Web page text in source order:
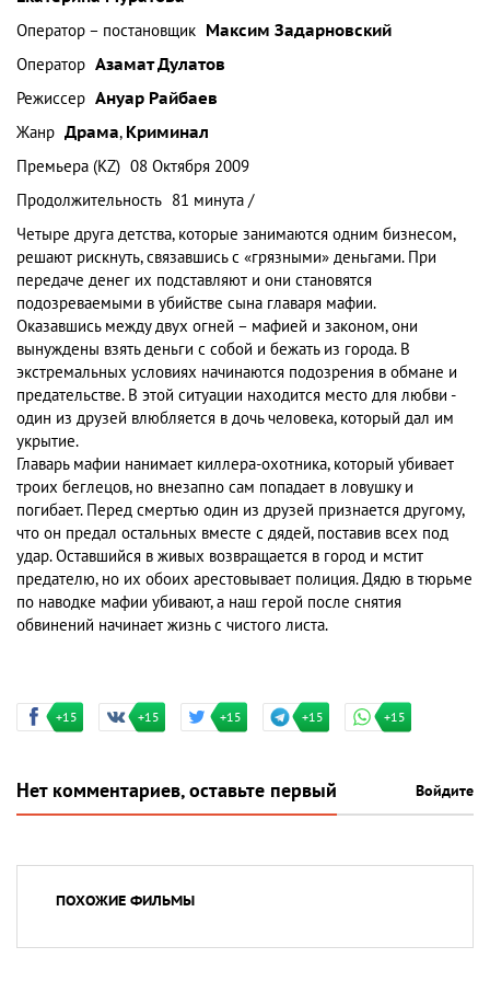
Оператор – постановщик Максим Задарновский
Оператор Азамат Дулатов
Режиссер Ануар Райбаев
Жанр Драма, Криминал
Премьера (KZ) 08 Октября 2009
Продолжительность 81 минута /
Четыре друга детства, которые занимаются одним бизнесом,
решают рискнуть, связавшись с «грязными» деньгами. При
передаче денег их подставляют и они становятся
подозреваемыми в убийстве сына главаря мафии.
Оказавшись между двух огней – мафией и законом, они
вынуждены взять деньги с собой и бежать из города. В
экстремальных условиях начинаются подозрения в обмане и
предательстве. В этой ситуации находится место для любви -
один из друзей влюбляется в дочь человека, который дал им
укрытие.
Главарь мафии нанимает киллера-охотника, который убивает
троих беглецов, но внезапно сам попадает в ловушку и
погибает. Перед смертью один из друзей признается другому,
что он предал остальных вместе с дядей, поставив всех под
удар. Оставшийся в живых возвращается в город и мстит
предателю, но их обоих арестовывает полиция. Дядю в тюрьме
по наводке мафии убивают, а наш герой после снятия
обвинений начинает жизнь с чистого листа.
+15 +15 +15 +15 +15
Нет комментариев, оставьте первый Войдите
ПОХОЖИЕ ФИЛЬМЫ